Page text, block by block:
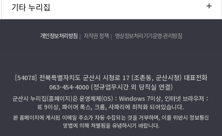
기타 누리집
개인정보처리방침 저작권 정책 영상정보처리기기운영·관리방침
[54078] 전북특별자치도 군산시 시청로 17 (조촌동, 군산시청) 대표전화
063-454-4000 (정규업무시간 외 당직실 연결)
군산시 누리집(홈페이지)은 운영체제(OS)：Windows 7이상, 인터넷 브라우저：
IE 9이상, 파이어 폭스, 크롬, 사파리에 최적화 되어있습니다.
본 홈페이지에 게시된 이메일 주소가 자동 수집되는 것을 거부하며, 이를 위반시 정보통신
망법에 의해 처벌됨을 유념하시기 바랍니다.